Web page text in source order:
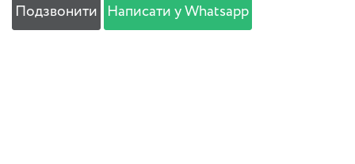
Подзвонити Написати у Whatsapp